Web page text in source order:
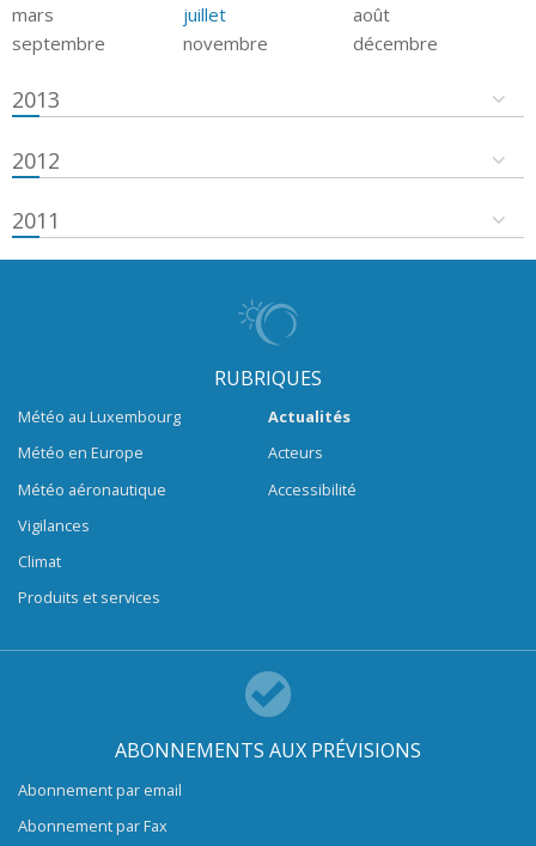
mars juillet
août
septembre
novembre décembre
2013
2012
2011
RUBRIQUES
Météo au Luxembourg
Météo en Europe
Météo aéronautique
Vigilances
Climat
Produits et services
Actualités
Acteurs
Accessibilité
ABONNEMENTS AUX PRÉVISIONS
Abonnement par email
Abonnement par Fax